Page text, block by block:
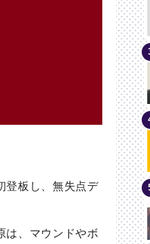
登板し、無失点デ
は、マウンドやボ